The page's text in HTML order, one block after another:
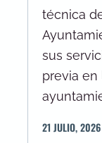
técnica
sus
previa en
21 JULIO,2026